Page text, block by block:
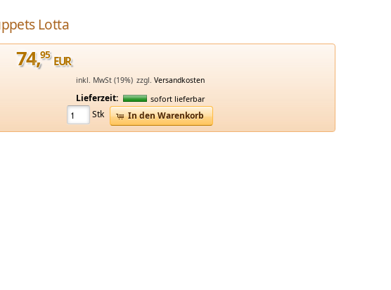
Lotta
74,95 EUR
inkl. MwSt (19%) zzgl. Versandkosten
Lieferzeit: sofort lieferbar
Stk In den Warenkorb